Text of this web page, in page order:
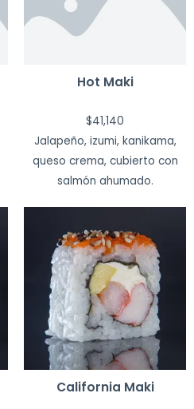
Hot Maki
$41,140
Jalapeño, izumi, kanikama,
queso crema, cubierto con
salmón ahumado.
California Maki